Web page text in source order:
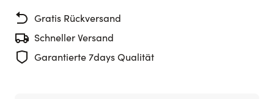
Gratis Rückversand
Schneller Versand
Garantierte 7days Qualität